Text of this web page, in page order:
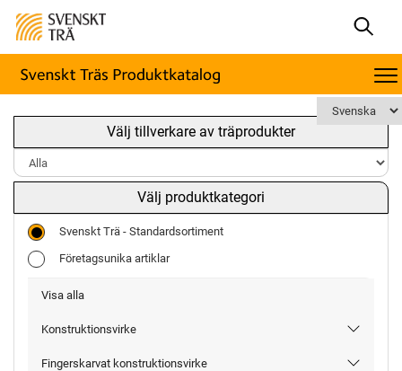
Välj tillverkare av träprodukter
Välj produktkategori
Svenskt Trä - Standardsortiment
Företagsunika artiklar
Visa alla
Konstruktionsvirke
Fingerskarvat konstruktionsvirke